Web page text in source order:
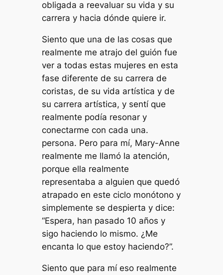
obligada a reevaluar su vida y su
carrera y hacia dónde quiere ir.
Siento que una de las cosas que
realmente me atrajo del guión fue
ver a todas estas mujeres en esta
fase diferente de su carrera de
coristas, de su vida artística y de
su carrera artística, y sentí que
realmente podía resonar y
conectarme con cada una.
persona. Pero para mí, Mary-Anne
realmente me llamó la atención,
porque ella realmente
representaba a alguien que quedó
atrapado en este ciclo monótono y
simplemente se despierta y dice:
“Espera, han pasado 10 años y
sigo haciendo lo mismo. ¿Me
encanta lo que estoy haciendo?”.
Siento que para mí eso realmente